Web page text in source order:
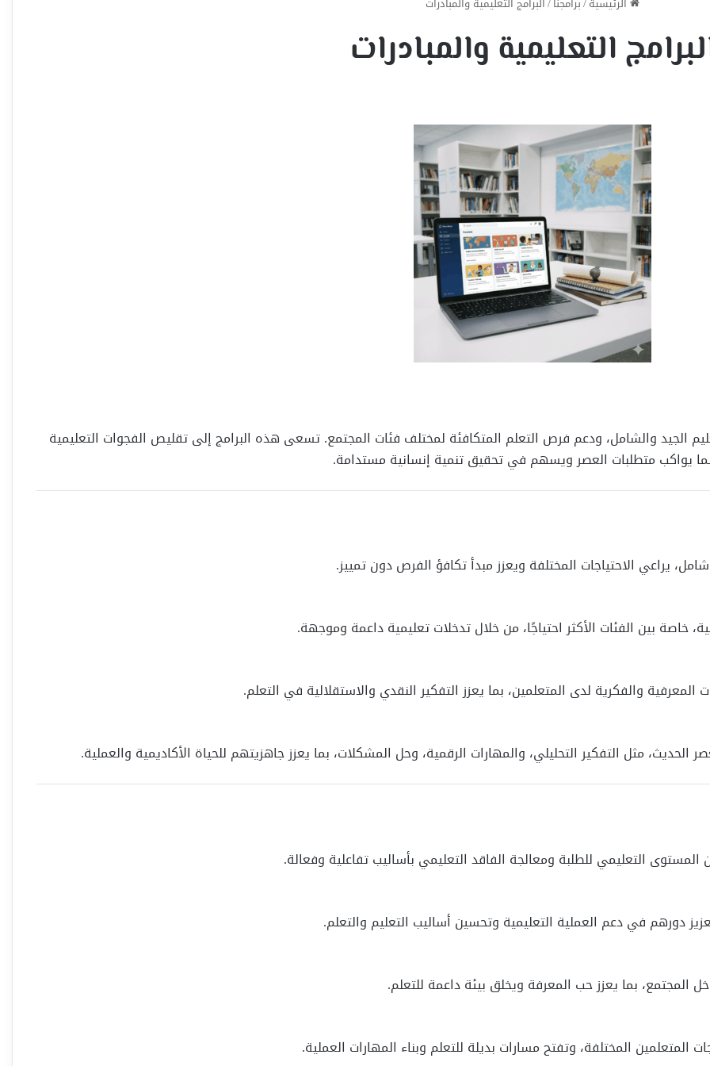
التعليمية والمبادرات
الجيد والشامل، ودعم فرص التعلم المتكافئة لمختلف فئات المجتمع. تسعى هذه البرامج إلى تقليص الفجوات التعليمية
بما يواكب متطلبات العصر ويسهم في تحقيق تنمية إنسانية مستدامة.
يراعي الاحتياجات المختلفة ويعزز مبدأ تكافؤ الفرص دون تمييز.
خاصة بين الفئات الأكثر احتياجًا، من خلال تدخلات تعليمية داعمة وموجهة.
والفكرية لدى المتعلمين، بما يعزز التفكير النقدي والاستقلالية في التعلم.
الحديث، مثل التفكير التحليلي، والمهارات الرقمية، وحل المشكلات، بما يعزز جاهزيتهم للحياة الأكاديمية والعملية.
التعليمي للطلبة ومعالجة الفاقد التعليمي بأساليب تفاعلية وفعالة.
دورهم في دعم العملية التعليمية وتحسين أساليب التعليم والتعلم.
المجتمع، بما يعزز حب المعرفة ويخلق بيئة داعمة للتعلم.
المختلفة، وتفتح مسارات بديلة للتعلم وبناء المهارات العملية.